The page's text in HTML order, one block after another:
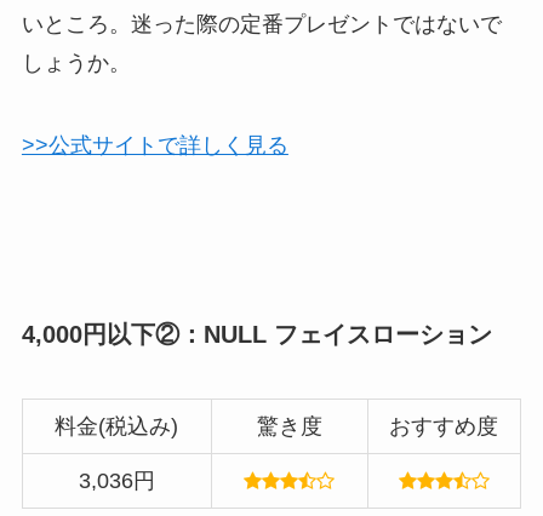
いところ。迷った際の定番プレゼントではないで
しょうか。
>>公式サイトで詳しく見る
4,000円以下②：NULL フェイスローション
料金(税込み) 驚き度 おすすめ度
3,036円